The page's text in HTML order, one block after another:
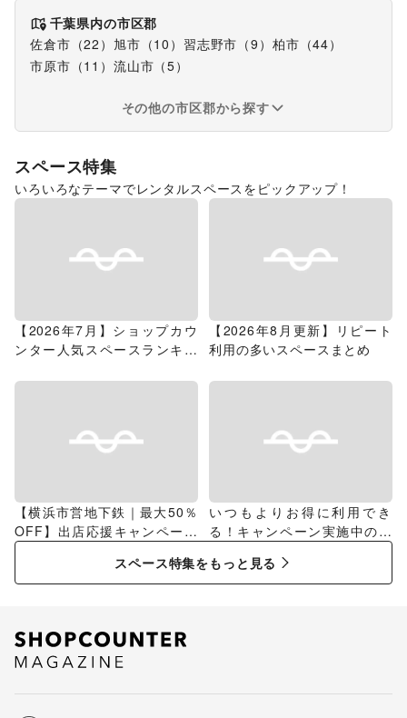
千葉県内の市区郡
佐倉市 （22 ） 旭市 （10 ） 習志野市 （9 ） 柏市 （44）
市原市 （11 ） 流山市 （5）
その他の市区郡から探す
スペース特集
いろいろなテーマでレンタルスペースをピックアップ！
【2026年7月】ショップカウ
ンター人気スペースランキン
【2026年8月更新】リピート
利用の多いスペースまとめ
【横浜市営地下鉄｜最大50％
OFF】出店応援キャンペーン
特集
いつもよりお得に利用でき
る！キャンペーン実施中のス
スペース特集をもっと見る